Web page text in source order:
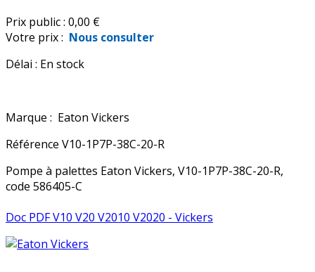
Prix public : 0,00 €
Votre prix : Nous consulter
Délai : En stock
Marque : Eaton Vickers
Référence V10-1P7P-38C-20-R
Pompe à palettes Eaton Vickers, V10-1P7P-38C-20-R,
code 586405-C
Doc PDF V10 V20 V2010 V2020 - Vickers